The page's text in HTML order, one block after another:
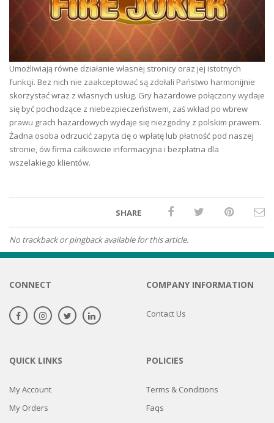
Umożliwiają równe działanie własnej stronicy oraz jej istotnych
funkcji. Bez nich nie zaakceptować są zdołali Państwo harmonijnie
skorzystać wraz z własnych usług. Gry hazardowe połączony wydaje
się być pochodzące z niebezpieczeństwem, zaś wkład po wbrew
prawu grach hazardowych wydaje się niezgodny z polskim prawem.
Żadna osoba odrzucić zapyta cię o wpłatę lub płatność pod naszej
stronie, ów firma całkowicie informacyjna i bezpłatna dla
wszelakiego klientów.
SHARE
No trackback or pingback available for this article.
CONNECT COMPANY INFORMATION
Contact Us
QUICK LINKS
My Account
My Orders
POLICIES
Terms & Conditions
Faqs